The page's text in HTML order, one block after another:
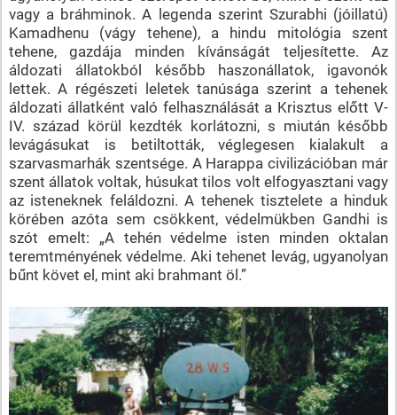
vagy a bráhminok. A legenda szerint Szurabhi (jóillatú)
Kamadhenu (vágy tehene), a hindu mitológia szent
tehene, gazdája minden kívánságát teljesítette. Az
áldozati állatokból később haszonállatok, igavonók
lettek. A régészeti leletek tanúsága szerint a tehenek
áldozati állatként való felhasználását a Krisztus előtt V-
IV. század körül kezdték korlátozni, s miután később
levágásukat is betiltották, véglegesen kialakult a
szarvasmarhák szentsége. A Harappa civilizációban már
szent állatok voltak, húsukat tilos volt elfogyasztani vagy
az isteneknek feláldozni. A tehenek tisztelete a hinduk
körében azóta sem csökkent, védelmükben Gandhi is
szót emelt: „A tehén védelme isten minden oktalan
teremtményének védelme. Aki tehenet levág, ugyanolyan
bűnt követ el, mint aki brahmant öl.”